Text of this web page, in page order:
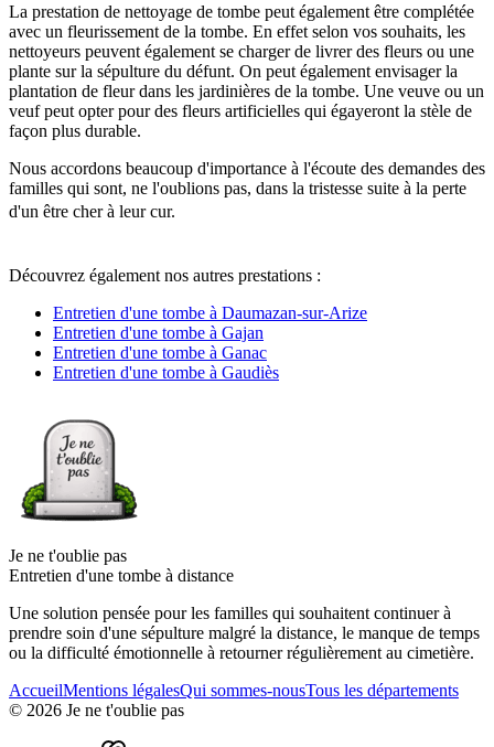
La prestation de nettoyage de tombe peut également être complétée
avec un fleurissement de la tombe. En effet selon vos souhaits, les
nettoyeurs peuvent également se charger de livrer des fleurs ou une
plante sur la sépulture du défunt. On peut également envisager la
plantation de fleur dans les jardinières de la tombe. Une veuve ou un
veuf peut opter pour des fleurs artificielles qui égayeront la stèle de
façon plus durable.
Nous accordons beaucoup d'importance à l'écoute des demandes des
familles qui sont, ne l'oublions pas, dans la tristesse suite à la perte
d'un être cher à leur cur.
Découvrez également nos autres prestations :
Entretien d'une tombe à Daumazan-sur-Arize
Entretien d'une tombe à Gajan
Entretien d'une tombe à Ganac
Entretien d'une tombe à Gaudiès
Je ne t'oublie pas
Entretien d'une tombe à distance
Une solution pensée pour les familles qui souhaitent continuer à
prendre soin d'une sépulture malgré la distance, le manque de temps
ou la difficulté émotionnelle à retourner régulièrement au cimetière.
AccueilMentions légalesQui sommes-nousTous les départements
© 2026 Je ne t'oublie pas